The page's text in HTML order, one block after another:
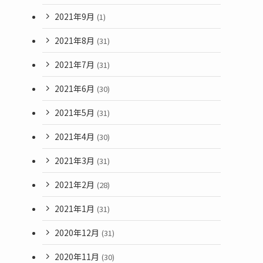
2021年9月 (1)
2021年8月 (31)
2021年7月 (31)
2021年6月 (30)
2021年5月 (31)
2021年4月 (30)
2021年3月 (31)
2021年2月 (28)
2021年1月 (31)
2020年12月 (31)
2020年11月 (30)